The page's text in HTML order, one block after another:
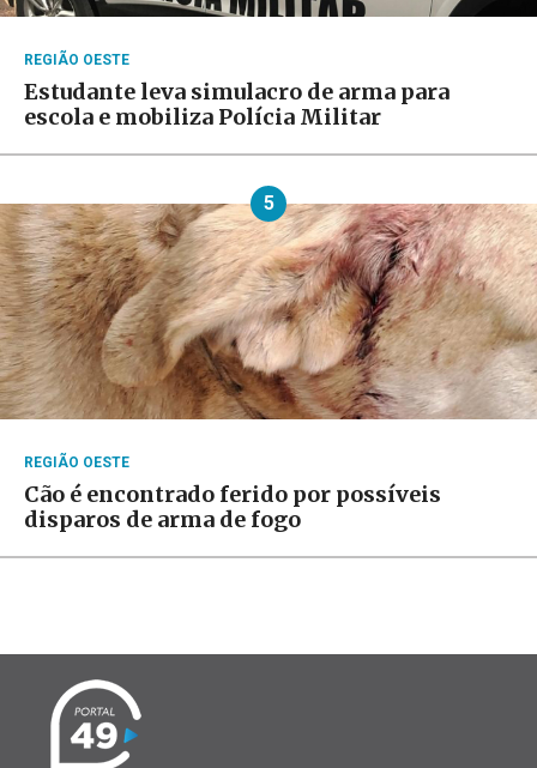
REGIÃO OESTE
Estudante leva simulacro de arma para
escola e mobiliza Polícia Militar
5
REGIÃO OESTE
Cão é encontrado ferido por possíveis
disparos de arma de fogo